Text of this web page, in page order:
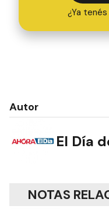
¿Ya
Autor
El Día
NOTAS